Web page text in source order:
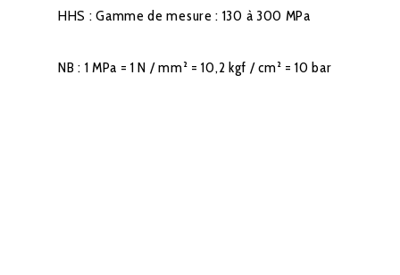
HHS : Gamme de mesure : 130 à 300 MPa
NB : 1 MPa = 1 N / mm² = 10,2 kgf / cm² = 10 bar